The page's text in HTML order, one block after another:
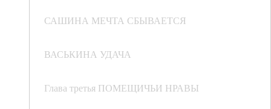
САШИНА МЕЧТА СБЫВАЕТСЯ
ВАСЬКИНА УДАЧА
Глава третья ПОМЕЩИЧЬИ НРАВЫ